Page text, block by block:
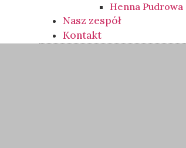
Henna Pudrowa
Nasz zespół
Kontakt